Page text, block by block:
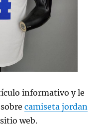
informativo y le
camiseta jordan
web.